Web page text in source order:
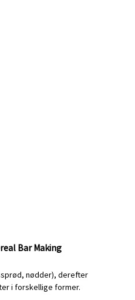
Bar Making
nødder), derefter
i forskellige former.